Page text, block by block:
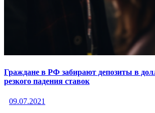
Граждане в РФ забирают депозиты в
резкого падения ставок
09.07.2021